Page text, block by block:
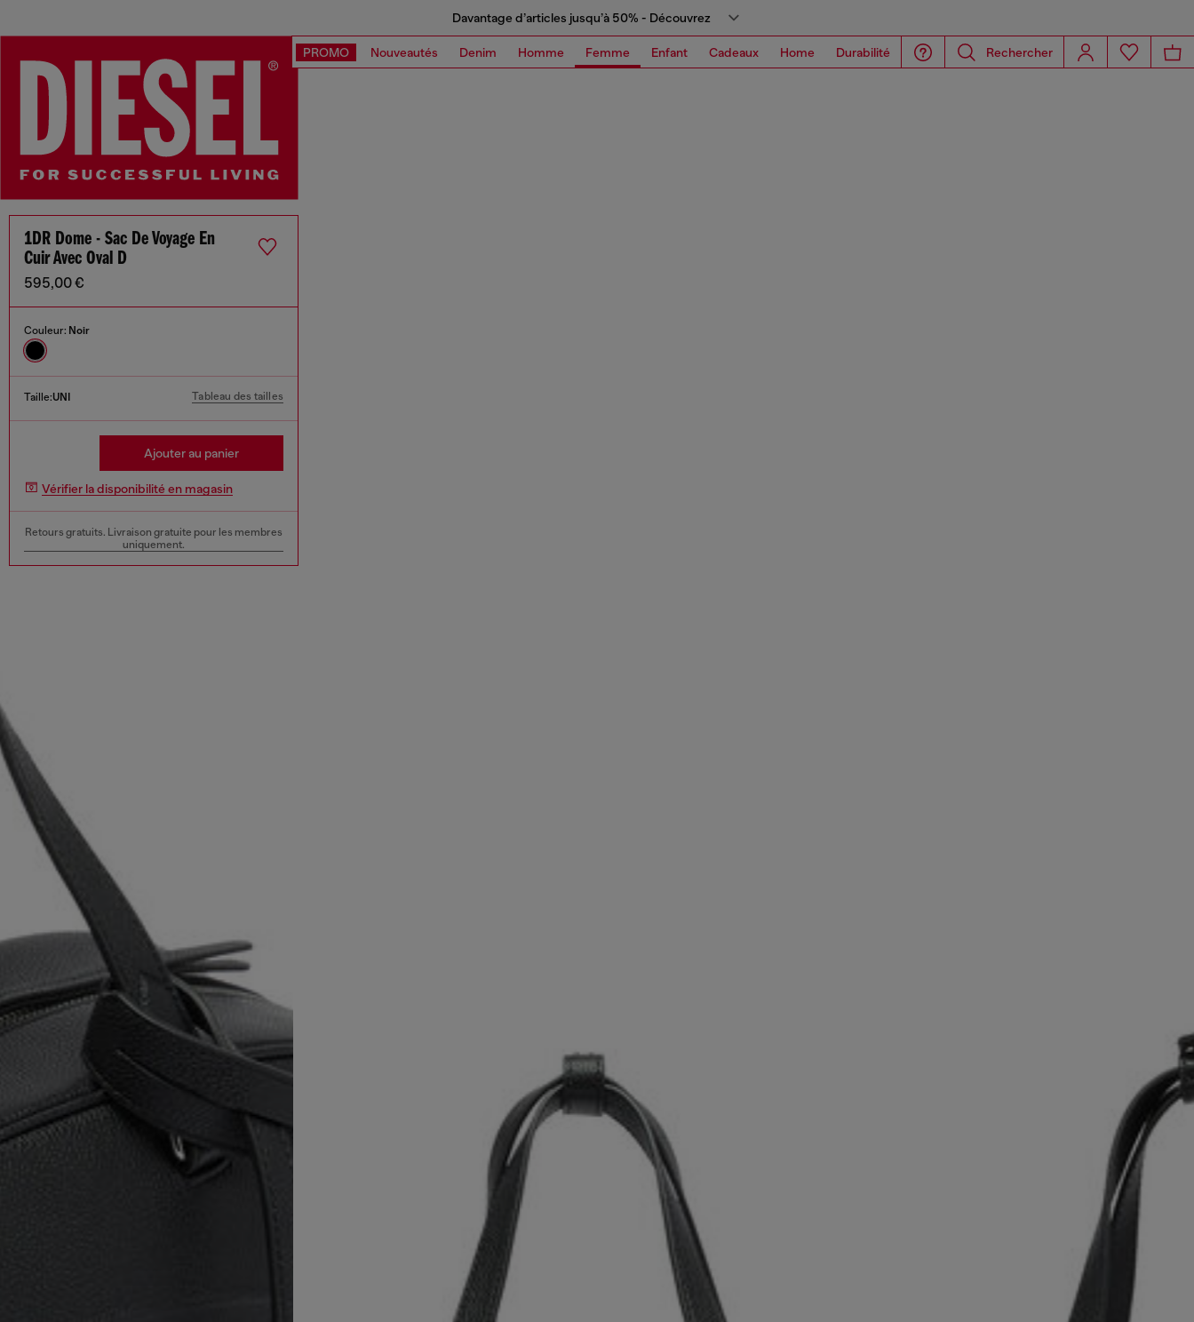
Davantage d’articles jusqu’à 50% - Découvrez
PROMO Nouveautés Denim Homme Femme Enfant Cadeaux Home Durabilité Rechercher
1DR Dome - Sac De Voyage En
Cuir Avec Oval D
595,00 €
Couleur: Noir
Taille:UNI Tableau des tailles
Ajouter au panier
Vérifier la disponibilité en magasin
Retours gratuits. Livraison gratuite pour les membres
uniquement.